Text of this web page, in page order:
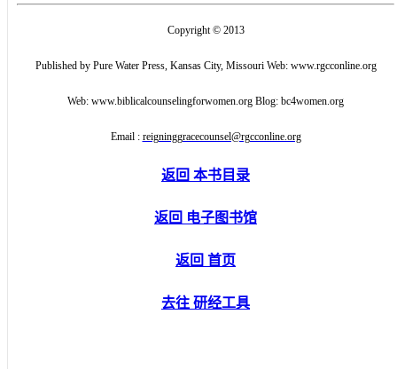
Copyright © 2013
Published by Pure Water Press, Kansas City, Missouri Web: www.rgcconline.org
Web: www.biblicalcounselingforwomen.org Blog: bc4women.org
Email : reigninggracecounsel@rgcconline.org
返回 本书目录
返回 电子图书馆
返回 首页
去往 研经工具